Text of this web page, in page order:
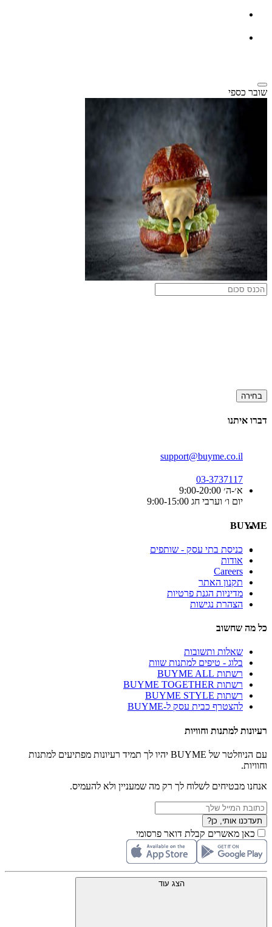
שובר כספי
בחירה
דברו איתנו
support@buyme.co.il
03-3737117
א׳-ה׳ 9:00-20:00
יום ו׳ וערבי חג 9:00-15:00
BUYME
כניסת בתי עסק - שותפים
אודות
Careers
תקנון האתר
מדיניות הגנת פרטיות
הצהרת נגישות
כל מה שחשוב
שאלות ותשובות
בלוג - טיפים למתנות שוות
רשתות BUYME ALL
רשתות BUYME TOGETHER
רשתות BUYME STYLE
להצטרף כבית עסק ל-BUYME
רעיונות למתנות וחוויות
עם הניוזלטר של BUYME יהיו לך תמיד רעיונות מפתיעים למתנות
וחוויות.
אנחנו מבטיחים לשלוח לך רק מה שמעניין ולא להעמיס.
תעדכנו אותי, כן?
כאן מאשרים קבלת דואר פרסומי
הצג עוד